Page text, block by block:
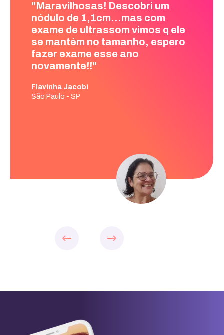
"Graças a vocês tive um
diagnóstico no início, serei
eternamente grata pelo
trabalho, pois fui assistida até o
momento do encaminhamento
para cirurgia!"
Karina Torres
São Paulo - SP